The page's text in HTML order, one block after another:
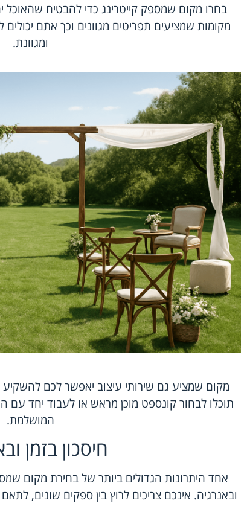
בחרו מקום שמספק קייטרינג כדי להבטיח
מקומות שמציעים תפריטים מגוונים וכך אתם יכולים
ומגוונת.
מקום שמציע גם שירותי עיצוב יאפשר לכם להשקיע
תוכלו לבחור קונספט מוכן מראש או לעבוד יחד עם
המושלמת.
חיסכון בזמן
אחד היתרונות הגדולים ביותר של בחירת מקום
ובאנרגיה. אינכם צריכים לרוץ בין ספקים שונים,